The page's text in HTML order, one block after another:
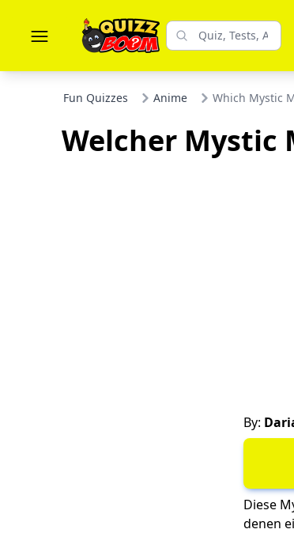
Fun Quizzes Anime Which Mystic
Welcher Mystic
By:
Diese
denen